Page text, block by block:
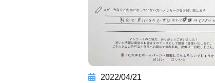
2022/04/21